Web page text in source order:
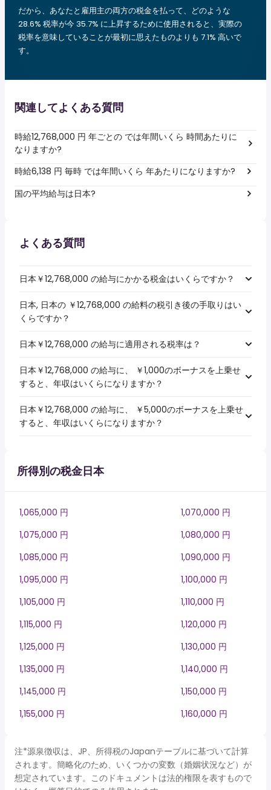
だから、あなたと雇用主の両方の税金を払って、どのような
28.6% 税率が今 35.7% に上昇するために使用されると、実際の
税率を意味していることが最初に思えたものよりも 7.1% 高いで
す。
関連してよくある質問
時給12,768,000 円 年ごとの では年間いくら 時間あたりに
なりますか?
時給6,138 円 毎時 では年間いくら 年あたりになりますか?
国の平均給与は日本?
よくある質問
日本￥12,768,000 の給与にかかる税金はいくらですか？
日本, 日本の ￥12,768,000 の給料の税引き後の手取りはい
くらですか？
日本￥12,768,000 の給与に適用される税率は？
日本￥12,768,000 の給与に、 ￥1,000のボーナスを上乗せ
すると、年収はいくらになりますか？
日本￥12,768,000 の給与に、 ￥5,000のボーナスを上乗せ
すると、年収はいくらになりますか？
所得別の税金日本
1,065,000 円
1,070,000 円
1,075,000 円
1,080,000 円
1,085,000 円
1,090,000 円
1,095,000 円
1,100,000 円
1,105,000 円
1,110,000 円
1,115,000 円
1,120,000 円
1,125,000 円
1,130,000 円
1,135,000 円
1,140,000 円
1,145,000 円
1,150,000 円
1,155,000 円
1,160,000 円
注*源泉徴収は、JP、所得税のJapanテーブルに基づいて計算
されます。簡略化のため、いくつかの変数（婚姻状況など）が
想定されています。このドキュメントは法的権限を表すもので